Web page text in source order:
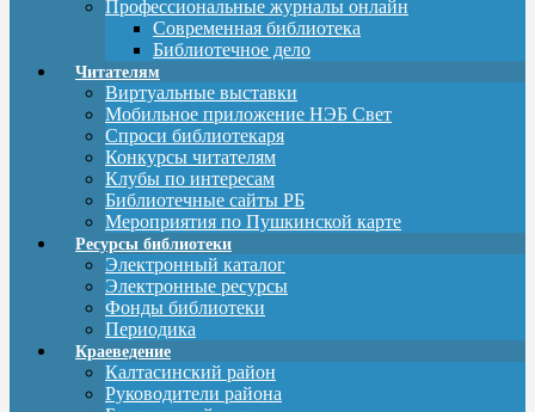
Профессиональные журналы онлайн
Современная библиотека
Библиотечное дело
Читателям
Виртуальные выставки
Мобильное приложение НЭБ Свет
Спроси библиотекаря
Конкурсы читателям
Клубы по интересам
Библиотечные сайты РБ
Мероприятия по Пушкинской карте
Ресурсы библиотеки
Электронный каталог
Электронные ресурсы
Фонды библиотеки
Периодика
Краеведение
Калтасинский район
Руководители района